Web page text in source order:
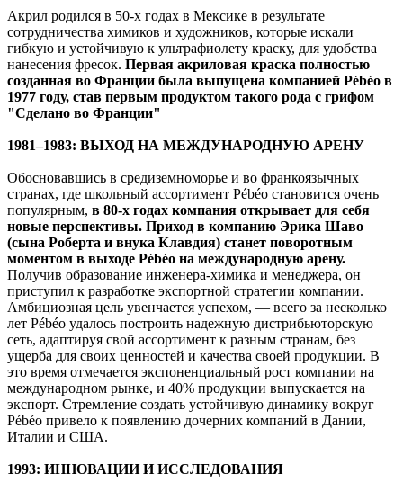
Акрил родился в 50-х годах в Мексике в результате
сотрудничества химиков и художников, которые искали
гибкую и устойчивую к ультрафиолету краску, для удобства
нанесения фресок. Первая акриловая краска полностью
созданная во Франции была выпущена компанией Pébéo в
1977 году, став первым продуктом такого рода с грифом
"Сделано во Франции"
1981–1983: ВЫХОД НА МЕЖДУНАРОДНУЮ АРЕНУ
Обосновавшись в средиземноморье и во франкоязычных
странах, где школьный ассортимент Pébéo становится очень
популярным, в 80-х годах компания открывает для себя
новые перспективы. Приход в компанию Эрика Шаво
(сына Роберта и внука Клавдия) станет поворотным
моментом в выходе Pébéo на международную арену.
Получив образование инженера-химика и менеджера, он
приступил к разработке экспортной стратегии компании.
Амбициозная цель увенчается успехом, — всего за несколько
лет Pébéo удалось построить надежную дистрибьюторскую
сеть, адаптируя свой ассортимент к разным странам, без
ущерба для своих ценностей и качества своей продукции. В
это время отмечается экспоненциальный рост компании на
международном рынке, и 40% продукции выпускается на
экспорт. Стремление создать устойчивую динамику вокруг
Pébéo привело к появлению дочерних компаний в Дании,
Италии и США.
1993: ИННОВАЦИИ И ИССЛЕДОВАНИЯ